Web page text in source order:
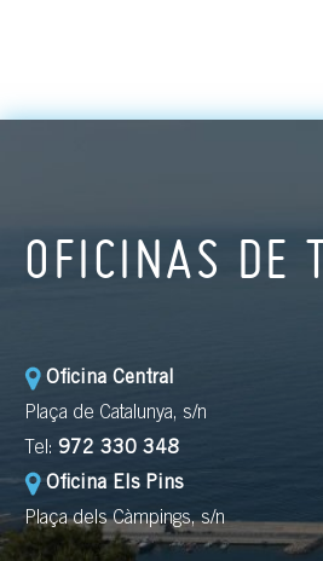
OFICINAS DE
Oficina Central
Plaça de Catalunya, s/n
Tel: 972 330 348
Oficina Els Pins
Plaça dels Càmpings, s/n